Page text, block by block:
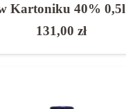
Kartoniku 40% 0,5l
131,00 zł